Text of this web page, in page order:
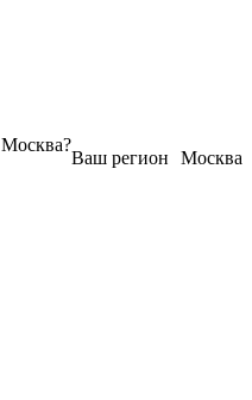
Москва
Ваш регион
Москва?